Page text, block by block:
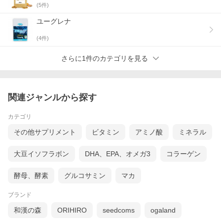
(5件)
ユーグレナ
(4件)
さらに1件のカテゴリを見る
関連ジャンルから探す
カテゴリ
その他サプリメント ビタミン アミノ酸 ミネラル
大豆イソフラボン DHA、EPA、オメガ3 コラーゲン
酵母、酵素 グルコサミン マカ
ブランド
和漢の森 ORIHIRO seedcoms ogaland